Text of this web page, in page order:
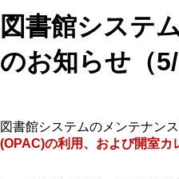
図書館システ
のお知らせ（5/
図書館システムのメンテナン
(OPAC)の利用、および開室カ